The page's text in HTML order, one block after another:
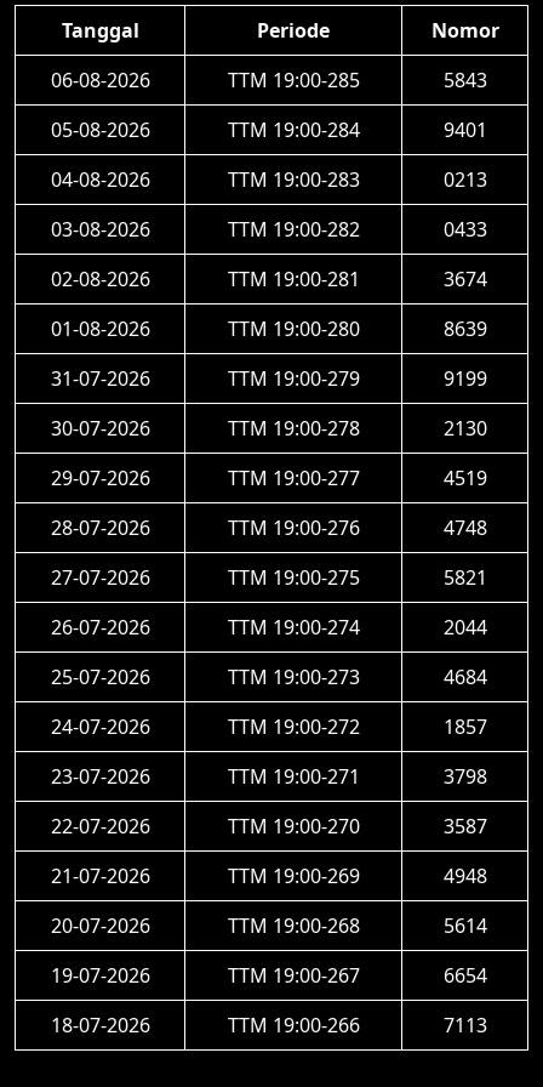
Tanggal Periode
Nomor
06-08-2026
TTM 19:00-285
5843
05-08-2026
TTM 19:00-284
9401
04-08-2026
TTM 19:00-283
0213
03-08-2026
TTM 19:00-282
0433
02-08-2026
TTM 19:00-281
3674
01-08-2026
TTM 19:00-280
8639
31-07-2026
TTM 19:00-279
9199
30-07-2026
TTM 19:00-278
2130
29-07-2026
TTM 19:00-277
4519
28-07-2026
TTM 19:00-276
4748
27-07-2026
TTM 19:00-275
5821
26-07-2026
TTM 19:00-274
2044
25-07-2026
TTM 19:00-273
4684
24-07-2026
TTM 19:00-272
1857
23-07-2026
TTM 19:00-271
3798
22-07-2026
TTM 19:00-270
3587
21-07-2026
TTM 19:00-269
4948
20-07-2026
TTM 19:00-268
5614
19-07-2026
TTM 19:00-267
6654
18-07-2026
TTM 19:00-266 7113